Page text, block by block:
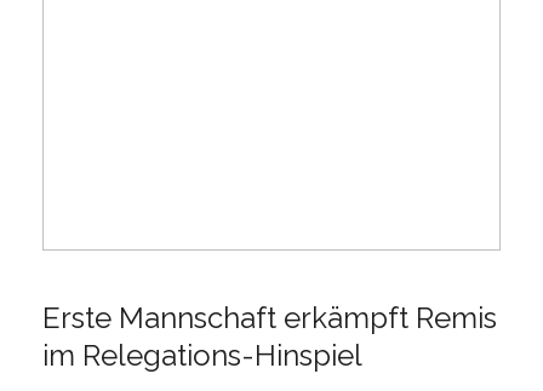
Erste Mannschaft erkämpft Remis
im Relegations-Hinspiel